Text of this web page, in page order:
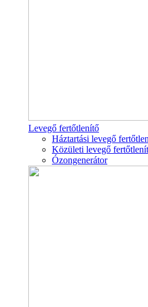
Levegő fertőtlenítő
Háztartási levegő
Közületi levegő
Ózongenerátor